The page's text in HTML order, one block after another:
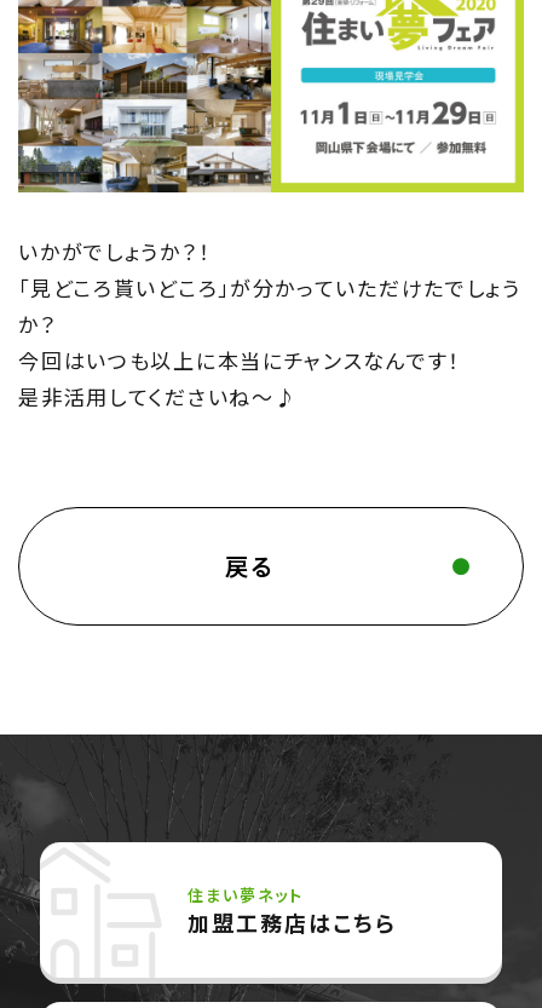
いかがでしょうか？！
「見どころ貰いどころ」が分かっていただけたでしょう
か？
今回はいつも以上に本当にチャンスなんです！
是非活用してくださいね～♪
戻る
住まい夢ネット
加盟工務店はこちら